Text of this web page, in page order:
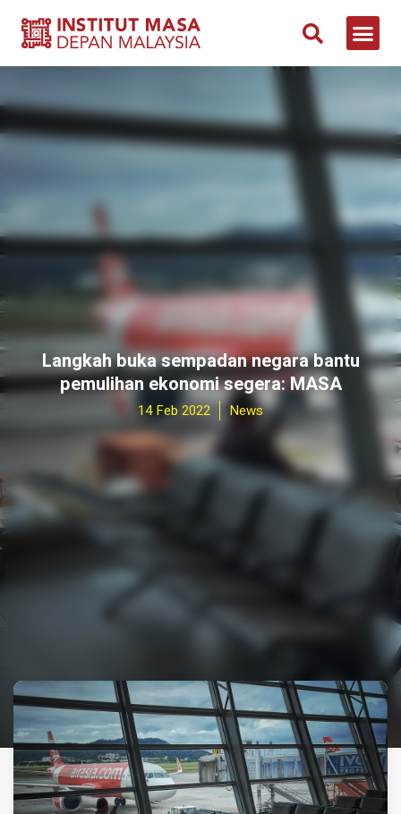
Langkah buka sempadan negara bantu
pemulihan ekonomi segera: MASA
14 Feb 2022 News